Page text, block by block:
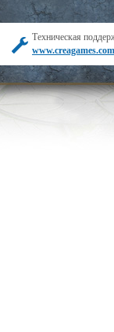
Техническая
www.creagames.com